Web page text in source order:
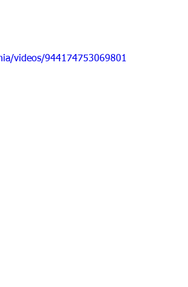
videos/944174753069801